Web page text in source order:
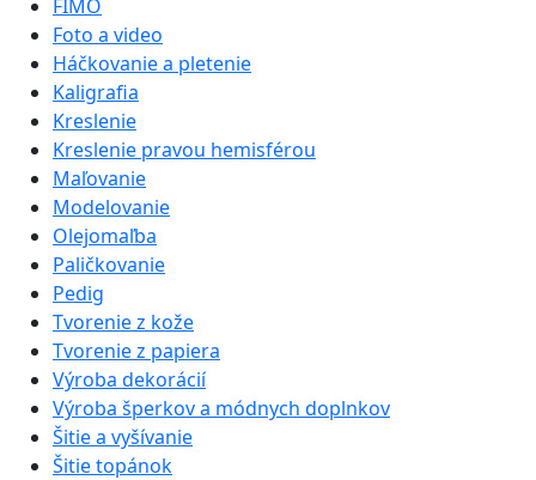
FIMO
Foto a video
Háčkovanie a pletenie
Kaligrafia
Kreslenie
Kreslenie pravou hemisférou
Maľovanie
Modelovanie
Olejomaľba
Paličkovanie
Pedig
Tvorenie z kože
Tvorenie z papiera
Výroba dekorácií
Výroba šperkov a módnych doplnkov
Šitie a vyšívanie
Šitie topánok